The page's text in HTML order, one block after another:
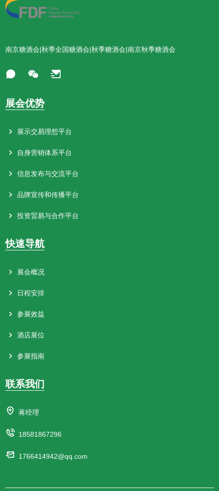
南京糖酒会|秋季全国糖酒会|秋季糖酒会|南京秋季糖酒会
展会优势
展示交易理想平台
自身营销体系平台
信息发布与交流平台
品牌宣传和传播平台
投资贸易与合作平台
快速导航
展会概况
日程安排
参展效益
酒店展位
参展指南
联系我们
蒋经理
18581867296
1766414942@qq.com